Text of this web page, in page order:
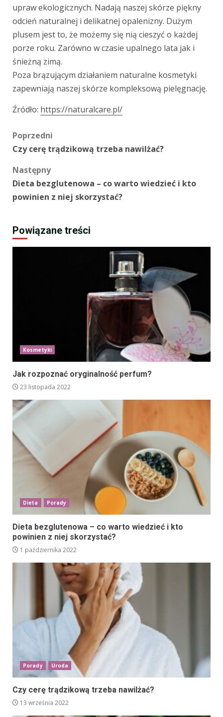
upraw ekologicznych. Nadają naszej skórze piękny
odcień naturalnej i delikatnej opalenizny. Dużym
plusem jest to, że możemy się nią cieszyć o każdej
porze roku. Zarówno w czasie upalnego lata jak i
śnieżną zimą.
Poza brązującym działaniem naturalne kosmetyki
zapewniają naszej skórze kompleksową pielęgnację.
Źródło: https://naturalcare.pl/
Zobacz
wpisy
Poprzedni
Czy cerę trądzikową trzeba nawilżać?
Następny
Dieta bezglutenowa – co warto wiedzieć i kto
powinien z niej skorzystać?
Powiązane treści
Kosmetyki
Jak rozpoznać oryginalność perfum?
23 listopada 2022
Dieta Porady
Dieta bezglutenowa – co warto wiedzieć i kto
powinien z niej skorzystać?
1 października 2022
Porady Uroda
Czy cerę trądzikową trzeba nawilżać?
13 września 2022